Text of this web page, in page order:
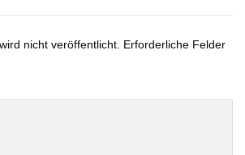
nicht veröffentlicht. Erforderliche Felder